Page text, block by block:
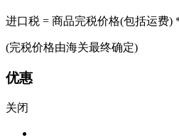
进口税 = 商品完税价格(包括运费)
(完税价格由海关最终确定)
优惠
关闭